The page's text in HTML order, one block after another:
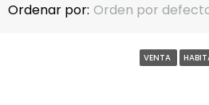
Ordenar por: Orden por
VENTA